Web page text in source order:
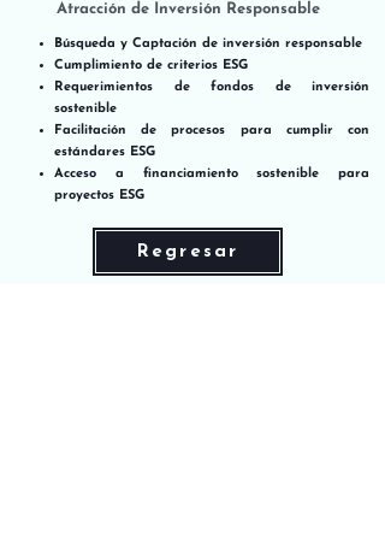
Atracción de Inversión Responsable
Búsqueda y Captación de inversión responsable
Cumplimiento de criterios ESG
Requerimientos de fondos de inversión
sostenible
Facilitación de procesos para cumplir con
estándares ESG
Acceso a financiamiento sostenible para
proyectos ESG
Regresar